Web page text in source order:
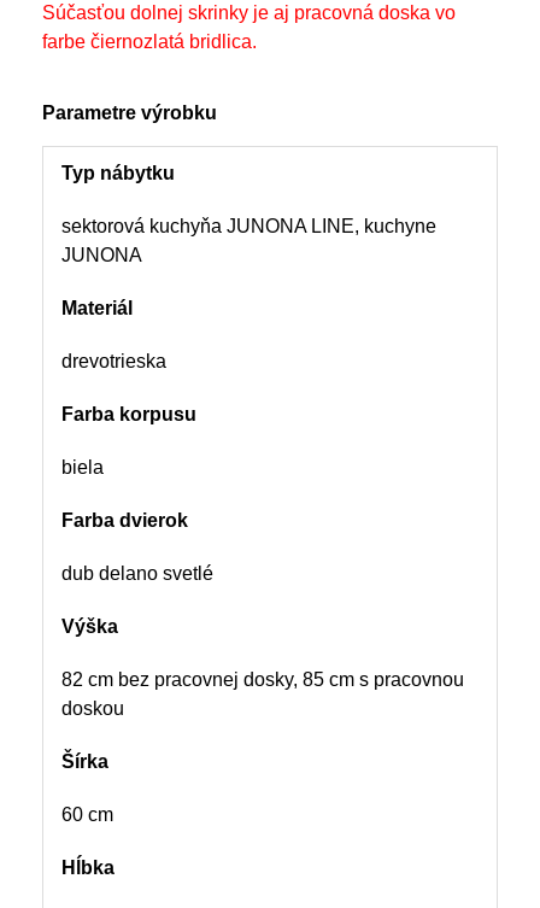
Súčasťou dolnej skrinky je aj pracovná doska vo
farbe čiernozlatá bridlica.
Parametre výrobku
Typ nábytku
sektorová kuchyňa JUNONA LINE, kuchyne
JUNONA
Materiál
drevotrieska
Farba korpusu
biela
Farba dvierok
dub delano svetlé
Výška
82 cm bez pracovnej dosky, 85 cm s pracovnou
doskou
Šírka
60 cm
Hĺbka